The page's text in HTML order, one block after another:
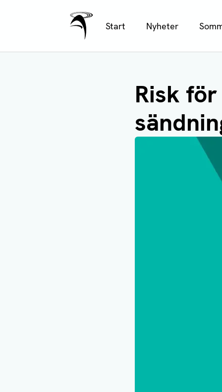
Ålands Radio & TV
Start Nyheter
Risk